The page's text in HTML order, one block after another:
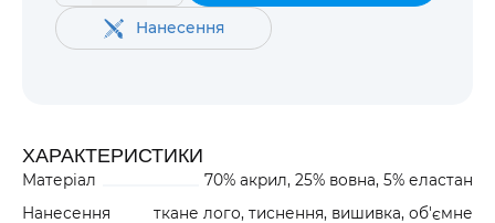
Нанесення
ХАРАКТЕРИСТИКИ
Матеріал
70% акрил, 25% вовна, 5% еластан
Нанесення
ткане лого, тиснення, вишивка, об'ємне